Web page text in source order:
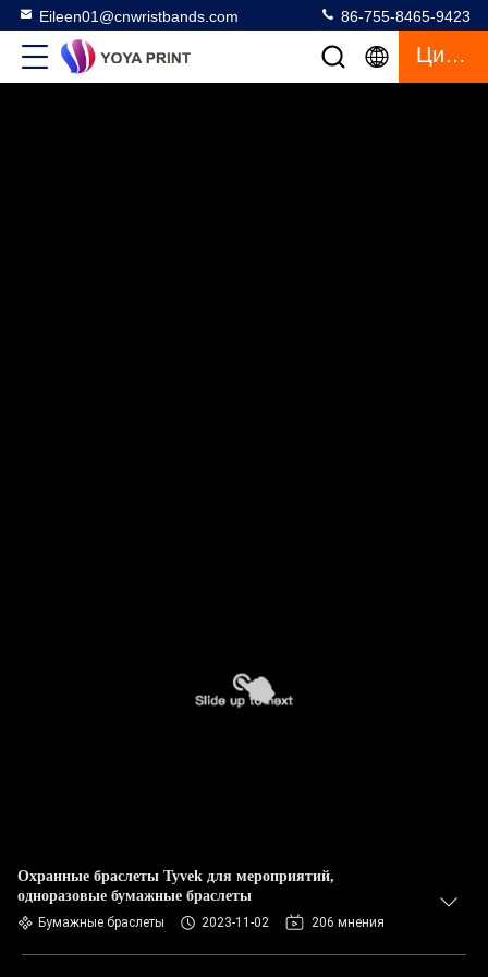
Eileen01@cnwristbands.com 86-755-8465-9423
Цитата
Охранные браслеты Tyvek для мероприятий,
одноразовые бумажные браслеты
Бумажные браслеты 2023-11-02 206 мнения